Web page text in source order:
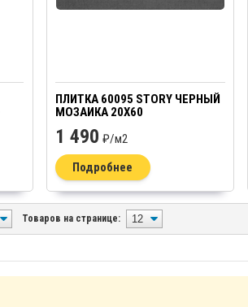
ПЛИТКА 60095 STORY ЧЕРНЫЙ
МОЗАИКА 20Х60
1 490 ₽/м2
Подробнее
Товаров на странице: